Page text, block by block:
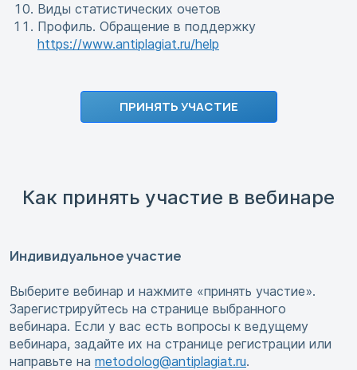
Виды статистических очетов
Профиль. Обращение в поддержку
https://www.antiplagiat.ru/help
ПРИНЯТЬ УЧАСТИЕ
Как принять участие в вебинаре
Индивидуальное участие
Выберите вебинар и нажмите «принять участие».
Зарегистрируйтесь на странице выбранного
вебинара. Если у вас есть вопросы к ведущему
вебинара, задайте их на странице регистрации или
направьте на metodolog@antiplagiat.ru.